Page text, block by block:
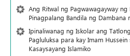
Ang Ritwal ng Pagwawagayway ng
Pinagpalang Bandila ng Dambana
Ipinaliwanag ng Iskolar ang
Pagluluksa para kay Imam
Kasaysayang Islamiko